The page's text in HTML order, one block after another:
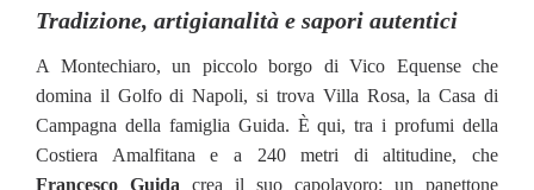
Tradizione, artigianalità e sapori autentici
A Montechiaro, un piccolo borgo di Vico Equense che
domina il Golfo di Napoli, si trova Villa Rosa, la Casa di
Campagna della famiglia Guida. È qui, tra i profumi della
Costiera Amalfitana e a 240 metri di altitudine, che
Francesco Guida crea il suo capolavoro: un panettone